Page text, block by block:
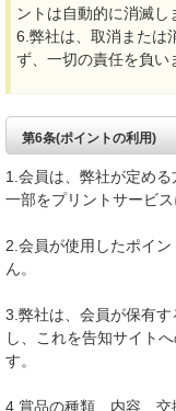
ントは自動的に消滅し
6.弊社は、取消または
ず、一切の責任を負い
第6条(ポイントの利用)
1.会員は、弊社が定め
一部をプリントサービ
2.会員が使用したポイ
ん。
3.弊社は、会員が保有
し、これを告知サイト
す。
4.賞品の種類、内容、